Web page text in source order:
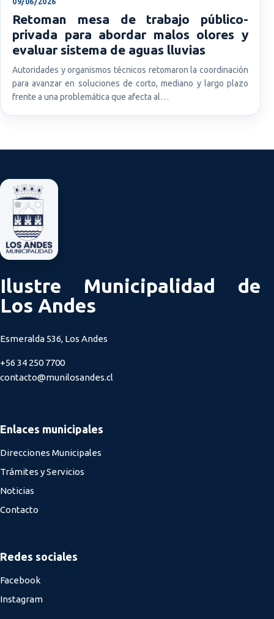
Retoman mesa de trabajo público-
privada para abordar malos olores y
evaluar sistema de aguas lluvias
Autoridades y organismos técnicos retomaron la coordinación
para avanzar en soluciones de corto, mediano y largo plazo
frente a una problemática que afecta al…
Ilustre Municipalidad de
Los Andes
Esmeralda 536, Los Andes
+56 34 250 7700
contacto@munilosandes.cl
Enlaces municipales
Direcciones Municipales
Trámites y Servicios
Noticias
Contacto
Redes sociales
Facebook
Instagram